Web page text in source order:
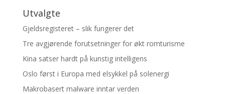
Utvalgte
Gjeldsregisteret – slik fungerer det
Tre avgjørende forutsetninger for økt romturisme
Kina satser hardt på kunstig intelligens
Oslo først i Europa med elsykkel på solenergi
Makrobasert malware inntar verden